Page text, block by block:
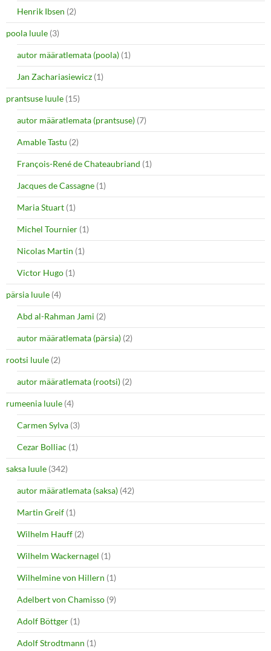
Henrik Ibsen (2)
poola luule (3)
autor määratlemata (poola) (1)
Jan Zachariasiewicz (1)
prantsuse luule (15)
autor määratlemata (prantsuse) (7)
Amable Tastu (2)
François-René de Chateaubriand (1)
Jacques de Cassagne (1)
Maria Stuart (1)
Michel Tournier (1)
Nicolas Martin (1)
Victor Hugo (1)
pärsia luule (4)
Abd al-Rahman Jami (2)
autor määratlemata (pärsia) (2)
rootsi luule (2)
autor määratlemata (rootsi) (2)
rumeenia luule (4)
Carmen Sylva (3)
Cezar Bolliac (1)
saksa luule (342)
autor määratlemata (saksa) (42)
Martin Greif (1)
Wilhelm Hauff (2)
Wilhelm Wackernagel (1)
Wilhelmine von Hillern (1)
Adelbert von Chamisso (9)
Adolf Böttger (1)
Adolf Strodtmann (1)